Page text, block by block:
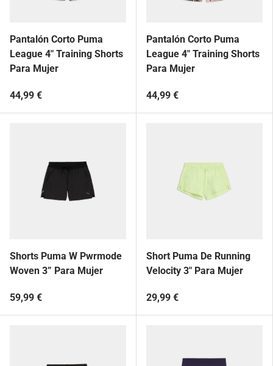
Pantalón Corto Puma
League 4" Training Shorts
Para Mujer
44,99 €
Pantalón Corto Puma
League 4" Training Shorts
Para Mujer
44,99 €
Shorts Puma W Pwrmode
Woven 3” Para Mujer
59,99 €
Short Puma De Running
Velocity 3" Para Mujer
29,99 €